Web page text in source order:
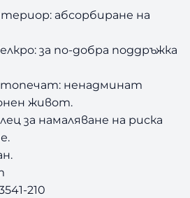
абсорбиране на
за по-добра поддръжка
ненадминат
живот.
за намаляване на риска
210